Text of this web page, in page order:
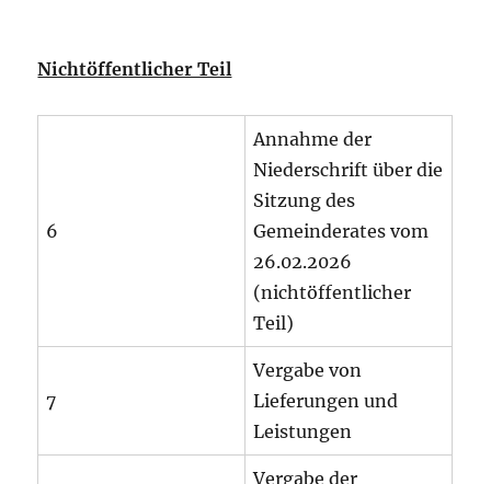
Nichtöffentlicher Teil
6
Annahme der
Niederschrift über die
Sitzung des
Gemeinderates vom
26.02.2026
(nichtöffentlicher
Teil)
7
Vergabe von
Lieferungen und
Leistungen
Vergabe der